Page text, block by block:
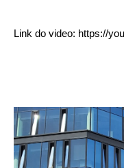
Link do video: https://